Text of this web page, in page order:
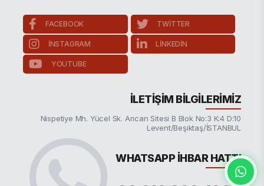
FACEBOOK TWITTER
INSTAGRAM LINKEDIN
YOUTUBE
İLETIŞIM BILGILERIMIZ
Nispetiye Mh. Yücel Sk. Arıcan Sitesi B Blok No:3 K:4 D:10
Levent/Beşiktaş/İSTANBUL
WHATSAPP İHBAR HATTI